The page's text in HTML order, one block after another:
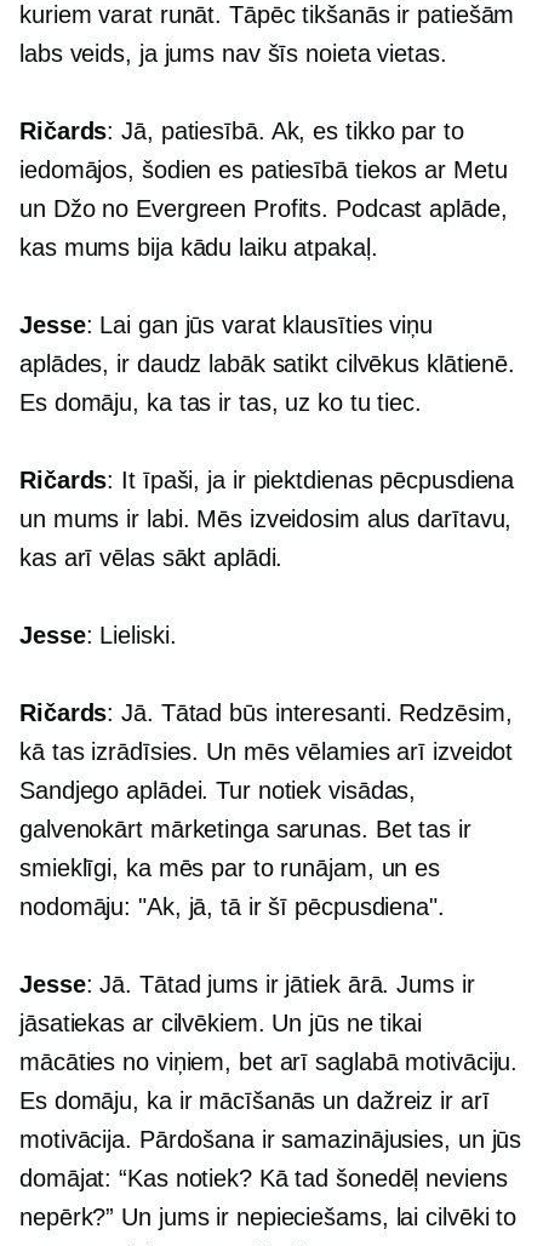
kuriem varat runāt. Tāpēc tikšanās ir patiešām
labs veids, ja jums nav šīs noieta vietas.
Ričards: Jā, patiesībā. Ak, es tikko par to
iedomājos, šodien es patiesībā tiekos ar Metu
un Džo no Evergreen Profits. Podcast aplāde,
kas mums bija kādu laiku atpakaļ.
Jesse: Lai gan jūs varat klausīties viņu
aplādes, ir daudz labāk satikt cilvēkus klātienē.
Es domāju, ka tas ir tas, uz ko tu tiec.
Ričards: It īpaši, ja ir piektdienas pēcpusdiena
un mums ir labi. Mēs izveidosim alus darītavu,
kas arī vēlas sākt aplādi.
Jesse: Lieliski.
Ričards: Jā. Tātad būs interesanti. Redzēsim,
kā tas izrādīsies. Un mēs vēlamies arī izveidot
Sandjego aplādei. Tur notiek visādas,
galvenokārt mārketinga sarunas. Bet tas ir
smieklīgi, ka mēs par to runājam, un es
nodomāju: "Ak, jā, tā ir šī pēcpusdiena".
Jesse: Jā. Tātad jums ir jātiek ārā. Jums ir
jāsatiekas ar cilvēkiem. Un jūs ne tikai
mācāties no viņiem, bet arī saglabā motivāciju.
Es domāju, ka ir mācīšanās un dažreiz ir arī
motivācija. Pārdošana ir samazinājusies, un jūs
domājat: “Kas notiek? Kā tad šonedēļ neviens
nepērk?” Un jums ir nepieciešams, lai cilvēki to